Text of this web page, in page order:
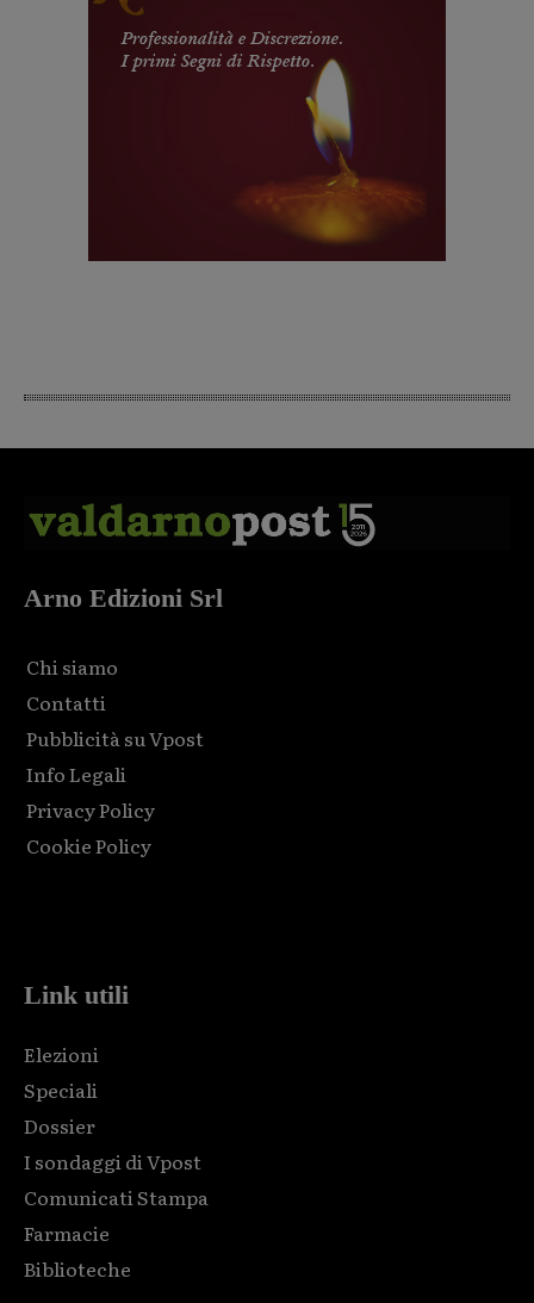
Arno Edizioni Srl
Chi siamo
Contatti
Pubblicità su Vpost
Info Legali
Privacy Policy
Cookie Policy
Link utili
Elezioni
Speciali
Dossier
I sondaggi di Vpost
Comunicati Stampa
Farmacie
Biblioteche